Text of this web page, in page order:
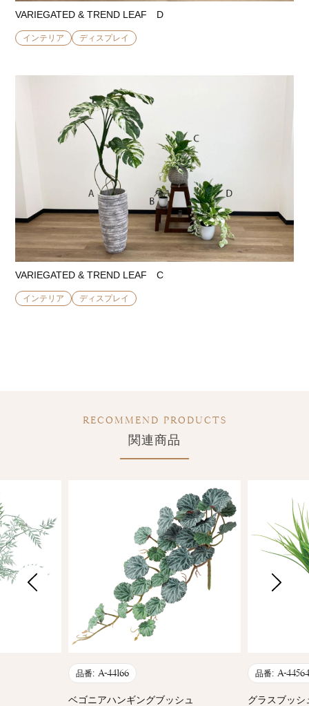
VARIEGATED & TREND LEAF D
インテリア ディスプレイ
VARIEGATED & TREND LEAF C
インテリア ディスプレイ
RECOMMEND PRODUCTS
関連商品
品番: A-44166
ベゴニアハンギングブッシュ
品番: A-44564
グラスブッシ